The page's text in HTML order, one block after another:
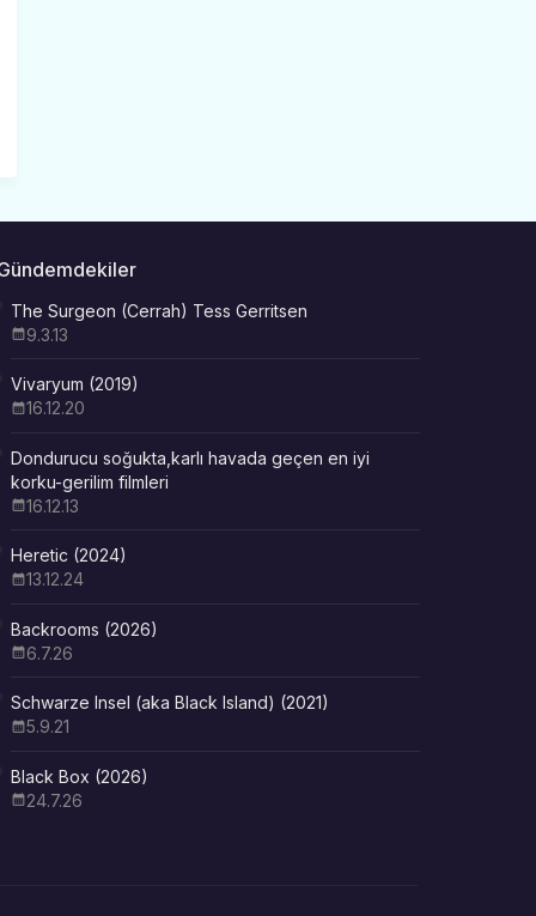
The Surgeon (Cerrah) Tess Gerritsen
9.3.13
Vivaryum (2019)
16.12.20
Dondurucu soğukta,karlı havada geçen en iyi
korku-gerilim filmleri
16.12.13
Heretic (2024)
13.12.24
Backrooms (2026)
6.7.26
Schwarze Insel (aka Black Island) (2021)
5.9.21
Black Box (2026)
24.7.26